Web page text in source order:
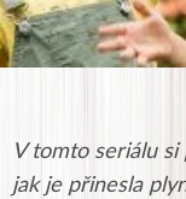
V tomto seriálu
jak je přinesla